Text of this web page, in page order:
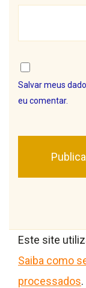
Salvar meus
eu comentar.
Este site
Saiba como
processados.